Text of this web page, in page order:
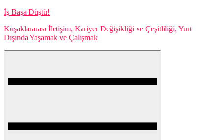
Skip
content
İş Başa Düştü!
Kuşaklararası İletişim, Kariyer Değişikliği ve Çeşitliliği, Yurt
Dışında Yaşamak ve Çalışmak